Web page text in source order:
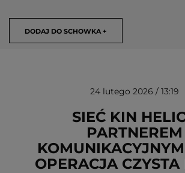
DODAJ DO SCHOWKA +
USUŃ ZE SCHOWKA
24 lutego 2026 / 13:19
SIEĆ KIN
PARTNEREM
OPERACJA CZYSTA